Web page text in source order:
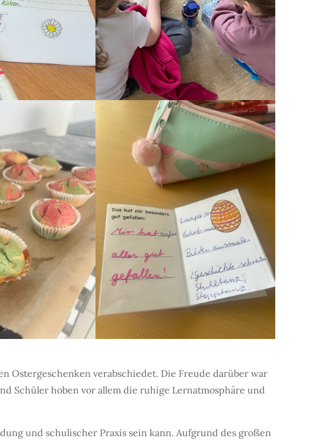
Ostergeschenken verabschiedet. Die Freude darüber war
Schüler hoben vor allem die ruhige Lernatmosphäre und
und schulischer Praxis sein kann. Aufgrund des großen